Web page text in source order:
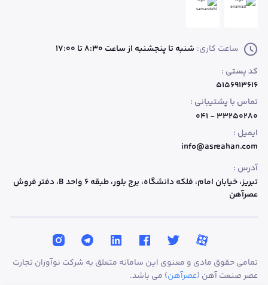
ساعت کاری: شنبه تا پنجشنبه از ساعت 8:30 تا 17:00
کد پستی :
۵۱۵۶۹۱۳۶۱۶
تماس با پشتیبانی :
۳۳۲۵۰۲۸۰ - ۰۴۱
ایمیل :
info@asreahan.com
آدرس :
تبریز، خیابان امام، فلکه دانشگاه، برج بلور، طبقه ۶ واحد B
، دفتر فروش
عصرآهن
تمامی حقوق مادی و معنوی این سامانه متعلق به شرکت نوآوران تجارت
عصر صنعت آهن (عصرآهن) می باشد.